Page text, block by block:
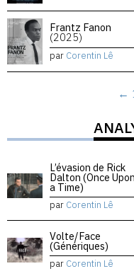
Frantz Fanon
(2025)
par Corentin Lê
←
L’évasion de Rick
Dalton (Once Upon
a Time)
par Corentin Lê
Volte/Face
(Génériques)
par Corentin Lê